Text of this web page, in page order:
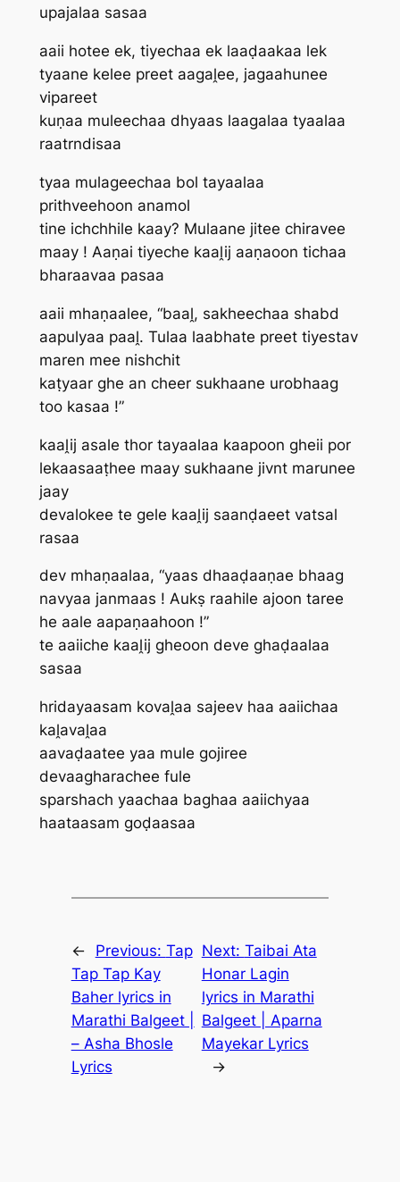
upajalaa sasaa
aaii hotee ek, tiyechaa ek laaḍaakaa lek
tyaane kelee preet aagaḽee, jagaahunee
vipareet
kuṇaa muleechaa dhyaas laagalaa tyaalaa
raatrndisaa
tyaa mulageechaa bol tayaalaa
prithveehoon anamol
tine ichchhile kaay? Mulaane jitee chiravee
maay ! Aaṇai tiyeche kaaḽij aaṇaoon tichaa
bharaavaa pasaa
aaii mhaṇaalee, “baaḽ, sakheechaa shabd
aapulyaa paaḽ. Tulaa laabhate preet tiyestav
maren mee nishchit
kaṭyaar ghe an‌ cheer sukhaane urobhaag
too kasaa !”
kaaḽij asale thor tayaalaa kaapoon gheii por
lekaasaaṭhee maay sukhaane jivnt marunee
jaay
devalokee te gele kaaḽij saanḍaeet vatsal
rasaa
dev mhaṇaalaa, “yaas dhaaḍaaṇae bhaag
navyaa janmaas ! Aukṣ raahile ajoon taree
he aale aapaṇaahoon !”
te aaiiche kaaḽij gheoon deve ghaḍaalaa
sasaa
hridayaasam kovaḽaa sajeev haa aaiichaa
kaḽavaḽaa
aavaḍaatee yaa mule gojiree
devaagharachee fule
sparshach yaachaa baghaa aaiichyaa
haataasam goḍaasaa
← Previous: Tap
Tap Tap Kay
Baher lyrics in
Marathi Balgeet |
– Asha Bhosle
Lyrics
Next: Taibai Ata
Honar Lagin
lyrics in Marathi
Balgeet | Aparna
Mayekar Lyrics
→